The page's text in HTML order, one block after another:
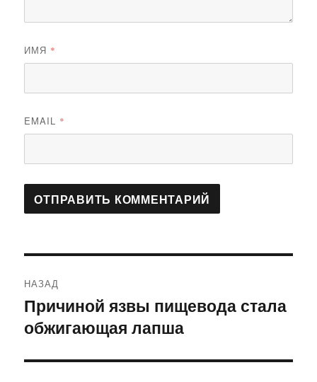
ИМЯ *
EMAIL *
по
записям
НАЗАД
Предыдущая
запись:
Причиной язвы пищевода стала
обжигающая лапша